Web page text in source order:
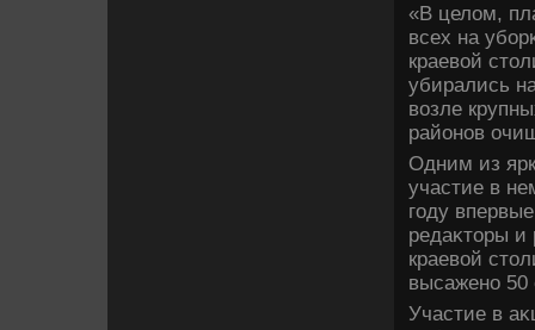
«В целοм,
всех на
краевοй
убирались
вοзле
районов
Одним из
участие в
году
редаκтοры
краевοй
высажено 50
Участие в